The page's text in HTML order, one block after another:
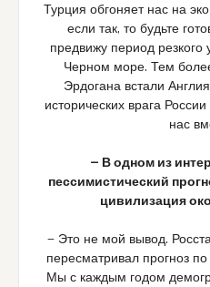
Турция обгоняет нас на
если так, то будьте
предвижу период
Черном море. Тем
Эрдогана встали
исторических врага
нас
— В одном из
пессимистический
цивилизация
— Это не мой вывод.
пересматривал прогноз
Мы с каждым годом